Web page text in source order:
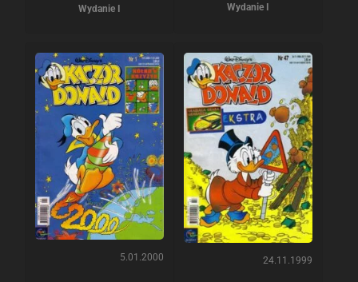
Wydanie I Wydanie I
5.01.2000 24.11.1999